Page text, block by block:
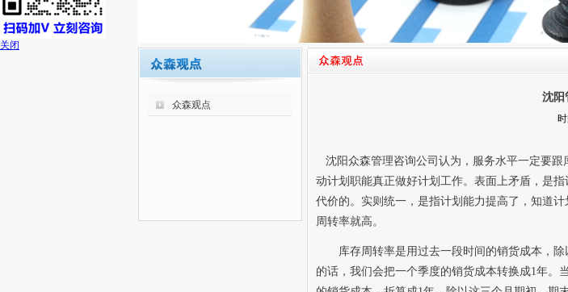
众森观点
沈阳
沈阳众森管理咨询公司认为，服务水平一定要
动计划职能真正做好计划工作。表面上矛盾，是
代价的。实则统一，是指计划能力提高了，知道
周转率就高。
库存周转率是用过去一段时间的销货成本，
的话，我们会把一个季度的销货成本转换成1年。
关闭